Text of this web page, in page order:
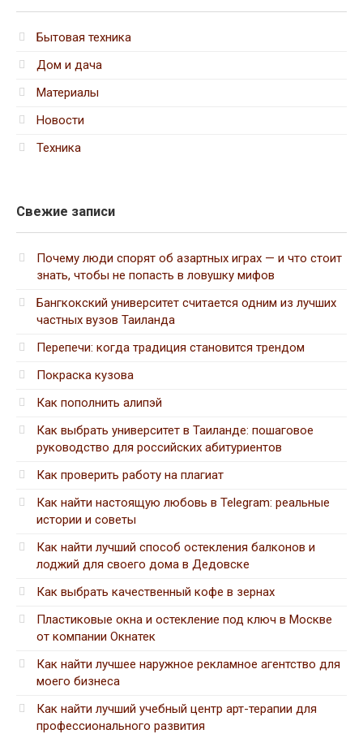
Бытовая техника
Дом и дача
Материалы
Новости
Техника
Свежие записи
Почему люди спорят об азартных играх — и что стоит
знать, чтобы не попасть в ловушку мифов
Бангкокский университет считается одним из лучших
частных вузов Таиланда
Перепечи: когда традиция становится трендом
Покраска кузова
Как пополнить алипэй
Как выбрать университет в Таиланде: пошаговое
руководство для российских абитуриентов
Как проверить работу на плагиат
Как найти настоящую любовь в Telegram: реальные
истории и советы
Как найти лучший способ остекления балконов и
лоджий для своего дома в Дедовске
Как выбрать качественный кофе в зернах
Пластиковые окна и остекление под ключ в Москве
от компании Окнатек
Как найти лучшее наружное рекламное агентство для
моего бизнеса
Как найти лучший учебный центр арт-терапии для
профессионального развития